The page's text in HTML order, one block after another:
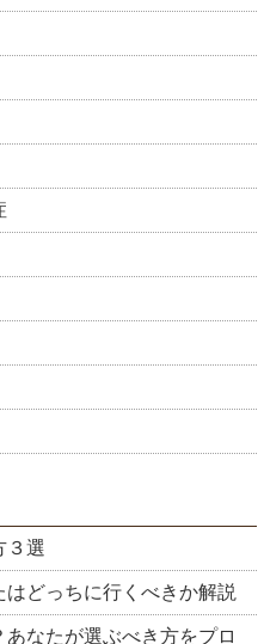
３選
どっちに行くべきか解説
なたが選ぶべき方をプロ